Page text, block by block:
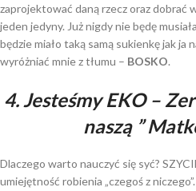
zaprojektować daną rzecz oraz dobrać
jeden jedyny. Już nigdy nie będę
będzie miało taką samą sukienkę jak ja
wyróżniać mnie z tłumu – BOSKO.
4. Jesteśmy EKO –
naszą ”
Dlaczego warto nauczyć się syć?
umiejętność robienia „czegoś z